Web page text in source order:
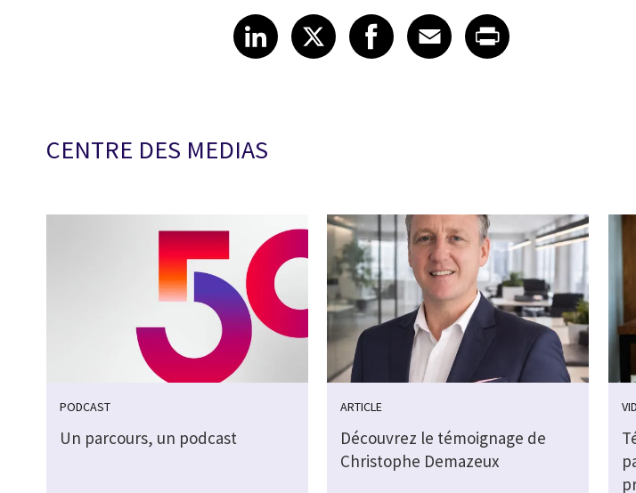
Share article on LinkedIn
LinkedIn
Share article on X
XShare article on
Facebook
Share article on
Email
Share article
CENTRE DES MEDIAS
PODCAST
Un parcours, un podcast
ARTICLE
Découvrez le témoignage de
Christophe Demazeux